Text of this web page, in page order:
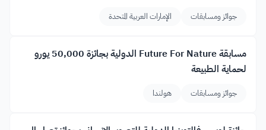
جوائز ومسابقات الإمارات العربية المتحدة
مسابقة Future For Nature الدولية بجائزة 50,000 يورو
لحماية الطبيعة
جوائز ومسابقات هولندا